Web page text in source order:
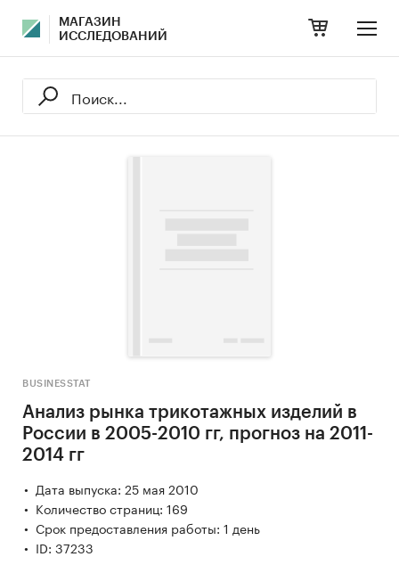
МАГАЗИН
ИССЛЕДОВАНИЙ
BUSINESSTAT
Анализ рынка трикотажных изделий в
России в 2005-2010 гг, прогноз на 2011-
2014 гг
Дата выпуска: 25 мая 2010
Количество страниц: 169
Срок предоставления работы: 1 день
ID: 37233